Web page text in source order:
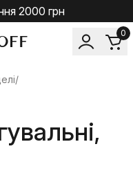
2000 грн
0
/